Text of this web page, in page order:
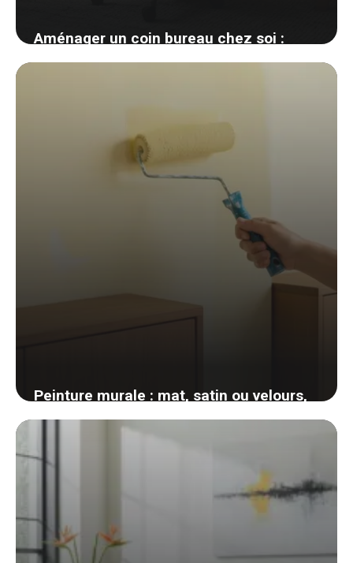
Aménager un coin bureau chez soi :
ergonomie et déco même sans pièce
Peinture murale : mat, satin ou velours,
comment choisir la bonne finition pièce